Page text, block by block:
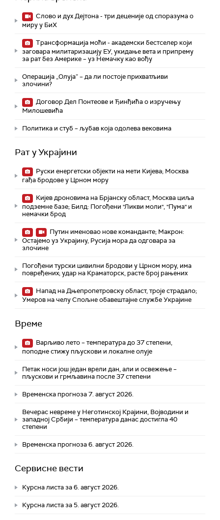
Слово и дух Дејтона - три деценије од споразума о
миру у БиХ
Трансформација моћи - академски бестселер који
заговара милитаризацију ЕУ, укидање вета и припрему
за рат без Америке – уз Немачку као вођу
Операција „Олуја” – да ли постоје прихватљиви
злочини?
Договор Дел Понтеове и Ђинђића о изручењу
Милошевића
Политика и стуб – љубав која одолева вековима
Рат у Украјини
Руски енергетски објекти на мети Кијева; Москва
гађа бродове у Црном мору
Кијев дроновима на Брјанску област, Москва циља
подземне базе; Билд: Погођени "Ликви моли", "Пума" и
немачки брод
Путин именовао нове команданте; Макрон:
Остајемо уз Украјину, Русија мора да одговара за
злочине
Погођени турски цивилни бродови у Црном мору, има
повређених; удар на Краматорск, расте број рањених
Напад на Дњепропетровску област, троје страдалo;
Умеров на челу Спољне обавештајне службе Украјине
Време
Варљиво лето – температура до 37 степени,
поподне стижу пљускови и локалне олује
Петак носи још један врели дан, али и освежење –
пљускови и грмљавина после 37 степени
Временска прогноза 7. август 2026.
Вечерас невреме у Неготинској Крајини, Војводини и
западној Србији – температура данас достигла 40
степени
Временска прогноза 6. август 2026.
Сервисне вести
Курсна листа за 6. август 2026.
Курсна листа за 5. август 2026.